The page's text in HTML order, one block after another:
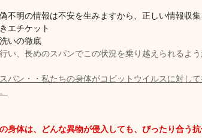
不明の情報は不安を生みますから、正しい情報収集
エチケット
いの徹底
い、長めのスパンでこの状況を乗り越えられるよう
パン・・私たちの身体がコビットウイルスに対し
身体は、どんな異物が侵入しても、ぴったり合う抗